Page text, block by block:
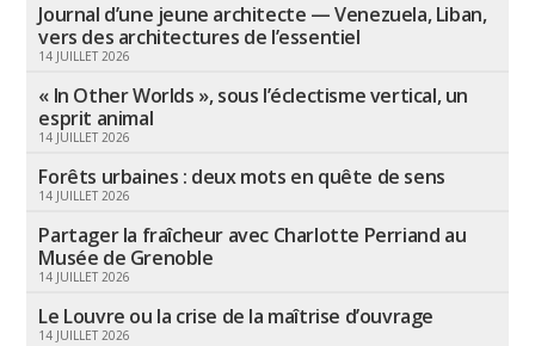
Journal d’une jeune architecte — Venezuela, Liban,
vers des architectures de l’essentiel
14 JUILLET 2026
« In Other Worlds », sous l’éclectisme vertical, un
esprit animal
14 JUILLET 2026
Forêts urbaines : deux mots en quête de sens
14 JUILLET 2026
Partager la fraîcheur avec Charlotte Perriand au
Musée de Grenoble
14 JUILLET 2026
Le Louvre ou la crise de la maîtrise d’ouvrage
14 JUILLET 2026